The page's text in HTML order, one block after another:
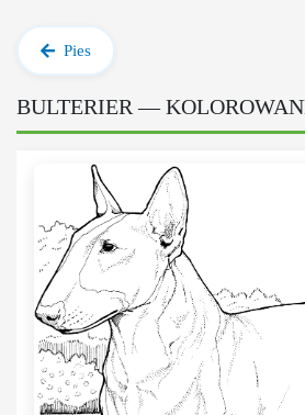
Pies
BULTERIER —